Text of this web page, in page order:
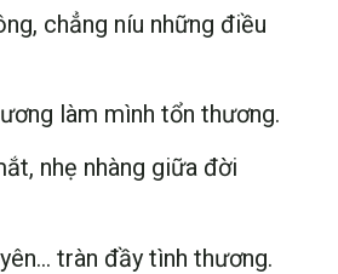
chẳng níu những điều
làm mình tổn thương.
nhẹ nhàng giữa đời
tràn đầy tình thương.